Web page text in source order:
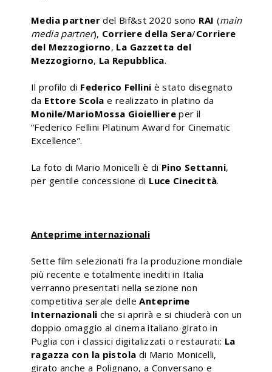
Media partnerdel Bif&st 2020 sono RAI (main
media partner), Corriere della Sera/Corriere
del Mezzogiorno, La Gazzetta del
Mezzogiorno, La Repubblica.
Il profilo di Federico Fellini è stato disegnato
da Ettore Scola e realizzato in platino da
Monile/MarioMossa Gioielliereper il
“Federico Fellini Platinum Award for Cinematic
Excellence”.
La foto di Mario Monicelli è di Pino Settanni,
per gentile concessione di Luce Cinecittà.
Anteprime internazionali
Sette film selezionati fra la produzione mondiale
più recente e totalmente inediti in Italia
verranno presentati nella sezione non
competitiva serale delleAnteprime
Internazionali che si aprirà e si chiuderà con un
doppio omaggio al cinema italiano girato in
Puglia con i classici digitalizzati o restaurati: La
ragazza con la pistola di Mario Monicelli,
girato anche a Polignano, a Conversano e